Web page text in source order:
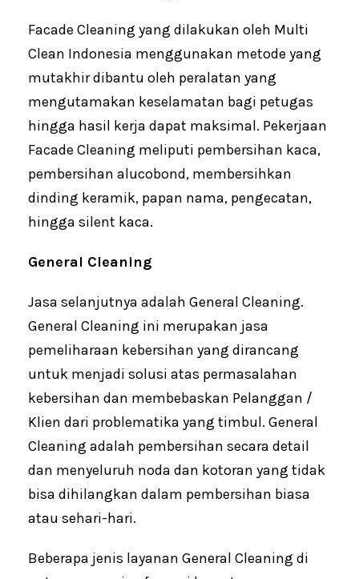
Facade Cleaning yang dilakukan oleh Multi
Clean Indonesia menggunakan metode yang
mutakhir dibantu oleh peralatan yang
mengutamakan keselamatan bagi petugas
hingga hasil kerja dapat maksimal. Pekerjaan
Facade Cleaning meliputi pembersihan kaca,
pembersihan alucobond, membersihkan
dinding keramik, papan nama, pengecatan,
hingga silent kaca.
General Cleaning
Jasa selanjutnya adalah General Cleaning.
General Cleaning ini merupakan jasa
pemeliharaan kebersihan yang dirancang
untuk menjadi solusi atas permasalahan
kebersihan dan membebaskan Pelanggan /
Klien dari problematika yang timbul. General
Cleaning adalah pembersihan secara detail
dan menyeluruh noda dan kotoran yang tidak
bisa dihilangkan dalam pembersihan biasa
atau sehari-hari.
Beberapa jenis layanan General Cleaning di